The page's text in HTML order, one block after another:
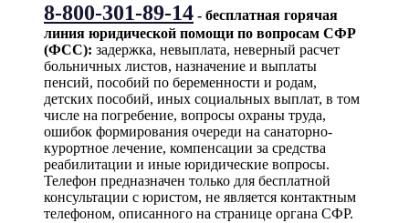
8-800-301-89-14 - бесплатная горячая
линия юридической помощи по вопросам CФР
(ФСС): задержка, невыплата, неверный расчет
больничных листов, назначение и выплаты
пенсий, пособий по беременности и родам,
детских пособий, иных социальных выплат, в том
числе на погребение, вопросы охраны труда,
ошибок формирования очереди на санаторно-
курортное лечение, компенсации за средства
реабилитации и иные юридические вопросы.
Телефон предназначен только для бесплатной
консультации с юристом, не является контактным
телефоном, описанного на странице органа СФР.